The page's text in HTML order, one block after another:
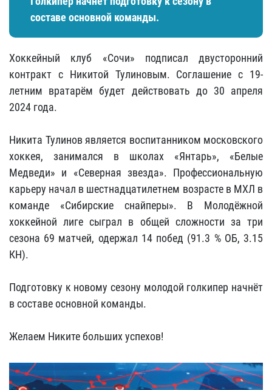
составе основной команды.
Хоккейный клуб «Сочи» подписал двусторонний
контракт с Никитой Тулиновым. Соглашение с 19-
летним вратарём будет действовать до 30 апреля
2024 года.
Никита Тулинов является воспитанником московского
хоккея, занимался в школах «Янтарь», «Белые
Медведи» и «Северная звезда». Профессиональную
карьеру начал в шестнадцатилетнем возрасте в МХЛ в
команде «Сибирские снайперы». В Молодёжной
хоккейной лиге сыграл в общей сложности за три
сезона 69 матчей, одержал 14 побед (91.3 % ОБ, 3.15
КН).
Подготовку к новому сезону молодой голкипер начнёт
в составе основной команды.
Желаем Никите больших успехов!